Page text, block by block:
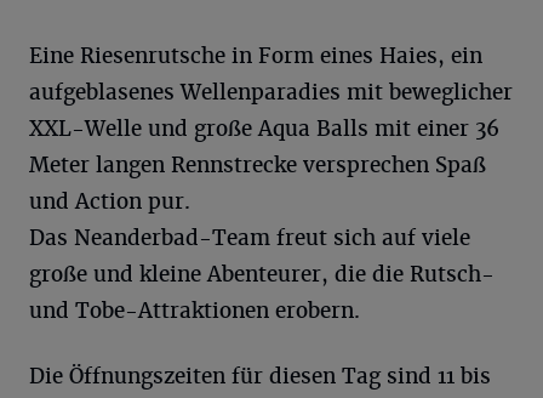
Eine Riesenrutsche in Form eines Haies, ein
aufgeblasenes Wellenparadies mit beweglicher
XXL-Welle und große Aqua Balls mit einer 36
Meter langen Rennstrecke versprechen Spaß
und Action pur.
Das Neanderbad-Team freut sich auf viele
große und kleine Abenteurer, die die Rutsch-
und Tobe-Attraktionen erobern.
Die Öffnungszeiten für diesen Tag sind 11 bis